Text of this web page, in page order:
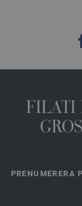
FILATI
PRENUMERERA